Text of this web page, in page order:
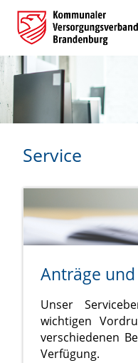
Service
Anträge
Unser
wichtigen
verschiedenen
Verfügung.